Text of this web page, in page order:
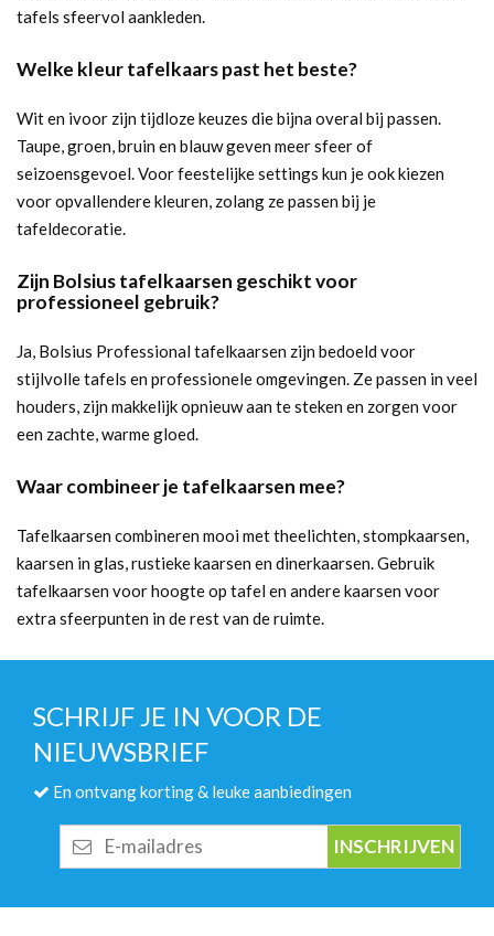
tafels sfeervol aankleden.
Welke kleur tafelkaars past het beste?
Wit en ivoor zijn tijdloze keuzes die bijna overal bij passen.
Taupe, groen, bruin en blauw geven meer sfeer of
seizoensgevoel. Voor feestelijke settings kun je ook kiezen
voor opvallendere kleuren, zolang ze passen bij je
tafeldecoratie.
Zijn Bolsius tafelkaarsen geschikt voor
professioneel gebruik?
Ja, Bolsius Professional tafelkaarsen zijn bedoeld voor
stijlvolle tafels en professionele omgevingen. Ze passen in veel
houders, zijn makkelijk opnieuw aan te steken en zorgen voor
een zachte, warme gloed.
Waar combineer je tafelkaarsen mee?
Tafelkaarsen combineren mooi met theelichten, stompkaarsen,
kaarsen in glas, rustieke kaarsen en dinerkaarsen. Gebruik
tafelkaarsen voor hoogte op tafel en andere kaarsen voor
extra sfeerpunten in de rest van de ruimte.
SCHRIJF JE IN VOOR DE
NIEUWSBRIEF
En ontvang korting & leuke aanbiedingen
mailadres